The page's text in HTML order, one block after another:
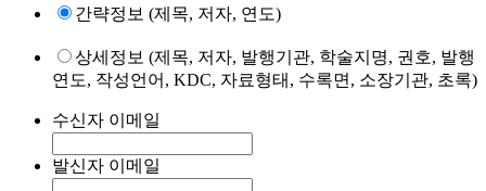
간략정보 (제목, 저자, 연도)
상세정보 (제목, 저자, 발행기관, 학술지명, 권호, 발행
연도, 작성언어, KDC, 자료형태, 수록면, 소장기관, 초록)
수신자 이메일
발신자 이메일